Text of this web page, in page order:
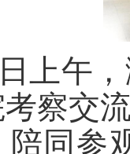
上午
察交
陪同参